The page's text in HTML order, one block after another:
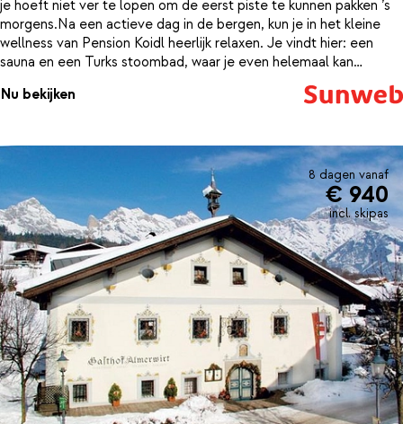
je hoeft niet ver te lopen om de eerst piste te kunnen pakken ’s
morgens.Na een actieve dag in de bergen, kun je in het kleine
wellness van Pension Koidl heerlijk relaxen. Je vindt hier: een
sauna en een Turks stoombad, waar je even helemaal kan
ontspannen. 's Morgens kun je in de huiselijke ontbijtruimte
genieten van een heerlijk ontbijt en ’s avonds loop je zo het
Nu bekijken
8 dagen vanaf
€ 940
incl. skipas